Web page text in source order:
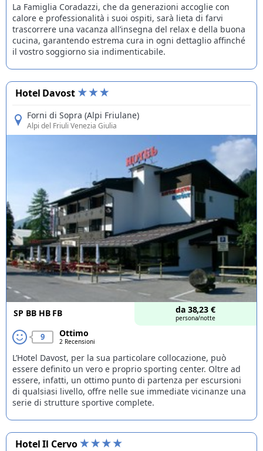
La Famiglia Coradazzi, che da generazioni accoglie con
calore e professionalità i suoi ospiti, sarà lieta di farvi
trascorrere una vacanza all’insegna del relax e della buona
cucina, garantendo estrema cura in ogni dettaglio affinché
il vostro soggiorno sia indimenticabile.
Hotel Davost
Forni di Sopra (Alpi Friulane)
Alpi del Friuli Venezia Giulia
SP BB HB FB da 38,23 €
persona/notte
9 Ottimo
2 Recensioni
L’Hotel Davost, per la sua particolare collocazione, può
essere definito un vero e proprio sporting center. Oltre ad
essere, infatti, un ottimo punto di partenza per escursioni
di qualsiasi livello, offre nelle sue immediate vicinanze una
serie di strutture sportive complete.
Hotel Il Cervo